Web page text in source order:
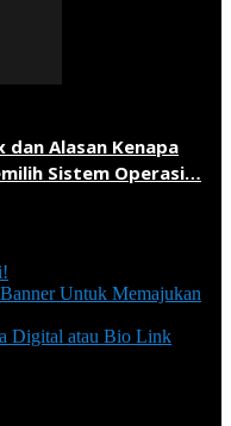
Alasan Kenapa
Sistem Operasi…
Untuk Memajukan
Digital atau Bio Link